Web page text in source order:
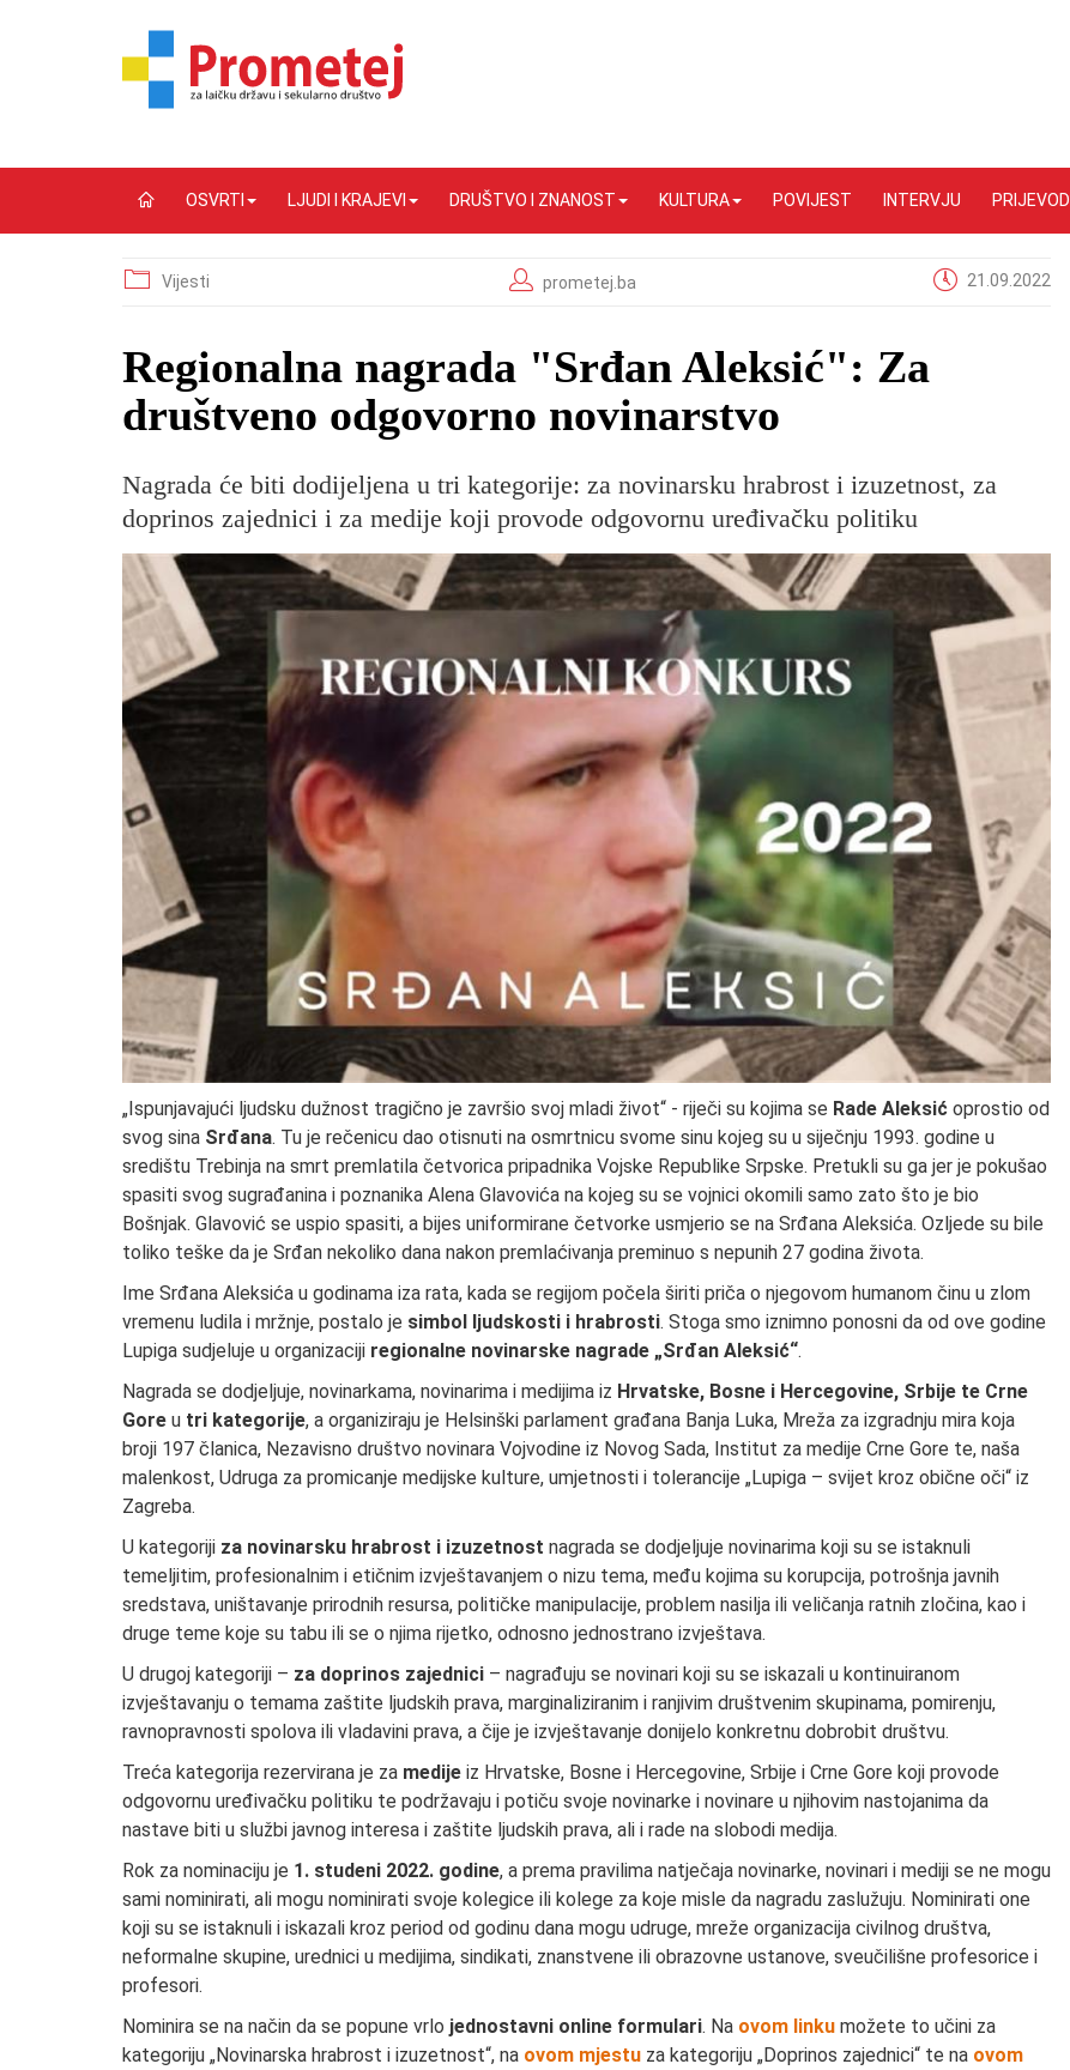
OSVRTI LJUDI I KRAJEVI DRUŠTVO I ZNANOST KULTURA POVIJEST INTERVJU PRIJEVODI
Vijesti prometej.ba 21.09.2022
Regionalna nagrada "Srđan Aleksić": Za
društveno odgovorno novinarstvo
Nagrada će biti dodijeljena u tri kategorije: za novinarsku hrabrost i izuzetnost, za
doprinos zajednici i za medije koji provode odgovornu uređivačku politiku
„Ispunjavajući ljudsku dužnost tragično je završio svoj mladi život“ - riječi su kojima se Rade Aleksić oprostio od
svog sina Srđana. Tu je rečenicu dao otisnuti na osmrtnicu svome sinu kojeg su u siječnju 1993. godine u
središtu Trebinja na smrt premlatila četvorica pripadnika Vojske Republike Srpske. Pretukli su ga jer je pokušao
spasiti svog sugrađanina i poznanika Alena Glavovića na kojeg su se vojnici okomili samo zato što je bio
Bošnjak. Glavović se uspio spasiti, a bijes uniformirane četvorke usmjerio se na Srđana Aleksića. Ozljede su bile
toliko teške da je Srđan nekoliko dana nakon premlaćivanja preminuo s nepunih 27 godina života.
Ime Srđana Aleksića u godinama iza rata, kada se regijom počela širiti priča o njegovom humanom činu u zlom
vremenu ludila i mržnje, postalo je simbol ljudskosti i hrabrosti. Stoga smo iznimno ponosni da od ove godine
Lupiga sudjeluje u organizaciji regionalne novinarske nagrade „Srđan Aleksić“.
Nagrada se dodjeljuje, novinarkama, novinarima i medijima iz Hrvatske, Bosne i Hercegovine, Srbije te Crne
Gore u tri kategorije, a organiziraju je Helsinški parlament građana Banja Luka, Mreža za izgradnju mira koja
broji 197 članica, Nezavisno društvo novinara Vojvodine iz Novog Sada, Institut za medije Crne Gore te, naša
malenkost, Udruga za promicanje medijske kulture, umjetnosti i tolerancije „Lupiga – svijet kroz obične oči“ iz
Zagreba.
U kategoriji za novinarsku hrabrost i izuzetnost nagrada se dodjeljuje novinarima koji su se istaknuli
temeljitim, profesionalnim i etičnim izvještavanjem o nizu tema, među kojima su korupcija, potrošnja javnih
sredstava, uništavanje prirodnih resursa, političke manipulacije, problem nasilja ili veličanja ratnih zločina, kao i
druge teme koje su tabu ili se o njima rijetko, odnosno jednostrano izvještava.
U drugoj kategoriji – za doprinos zajednici – nagrađuju se novinari koji su se iskazali u kontinuiranom
izvještavanju o temama zaštite ljudskih prava, marginaliziranim i ranjivim društvenim skupinama, pomirenju,
ravnopravnosti spolova ili vladavini prava, a čije je izvještavanje donijelo konkretnu dobrobit društvu.
Treća kategorija rezervirana je za medije iz Hrvatske, Bosne i Hercegovine, Srbije i Crne Gore koji provode
odgovornu uređivačku politiku te podržavaju i potiču svoje novinarke i novinare u njihovim nastojanima da
nastave biti u službi javnog interesa i zaštite ljudskih prava, ali i rade na slobodi medija.
Rok za nominaciju je 1. studeni 2022. godine, a prema pravilima natječaja novinarke, novinari i mediji se ne mogu
sami nominirati, ali mogu nominirati svoje kolegice ili kolege za koje misle da nagradu zaslužuju. Nominirati one
koji su se istaknuli i iskazali kroz period od godinu dana mogu udruge, mreže organizacija civilnog društva,
neformalne skupine, urednici u medijima, sindikati, znanstvene ili obrazovne ustanove, sveučilišne profesorice i
profesori.
Nominira se na način da se popune vrlo jednostavni online formulari. Na ovom linku možete to učini za
kategoriju „Novinarska hrabrost i izuzetnost“, na ovom mjestu za kategoriju „Doprinos zajednici“ te na ovom